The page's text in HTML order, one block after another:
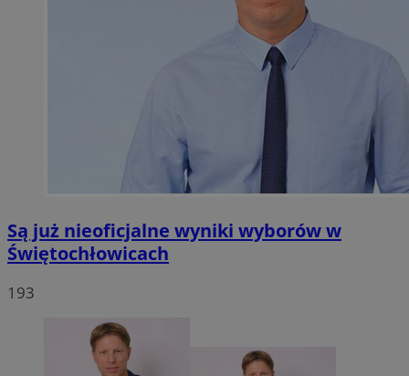
Są już nieoficjalne wyniki wyborów w
Świętochłowicach
193